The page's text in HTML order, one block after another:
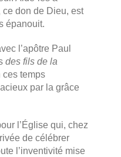
ce don de Dieu, est
épanouit.
l’apôtre Paul
des fils de la
ces temps
par la grâce
l’Église qui, chez
de célébrer
l’inventivité mise